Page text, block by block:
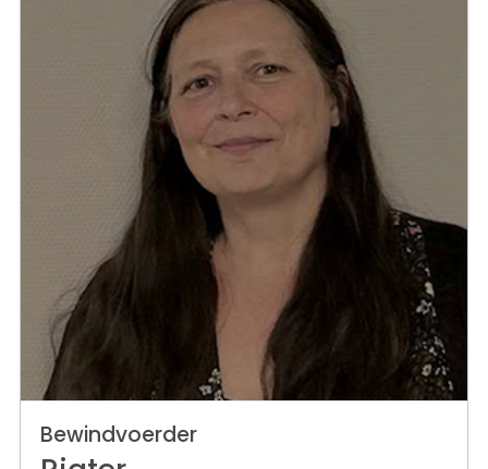
Bewindvoerder